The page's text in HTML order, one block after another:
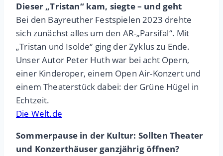
Dieser „Tristan“ kam, siegte – und geht
Bei den Bayreuther Festspielen 2023 drehte
sich zunächst alles um den AR-„Parsifal“. Mit
„Tristan und Isolde“ ging der Zyklus zu Ende.
Unser Autor Peter Huth war bei acht Opern,
einer Kinderoper, einem Open Air-Konzert und
einem Theaterstück dabei: der Grüne Hügel in
Echtzeit.
Die Welt.de
Sommerpause in der Kultur: Sollten Theater
und Konzerthäuser ganzjährig öffnen?